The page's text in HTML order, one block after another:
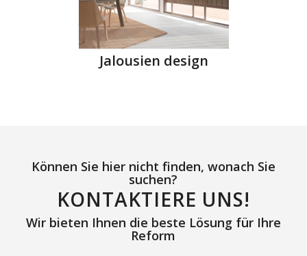
Jalousien design
Können Sie hier nicht finden, wonach Sie
suchen?
KONTAKTIERE UNS!
Wir bieten Ihnen die beste Lösung für Ihre
Reform